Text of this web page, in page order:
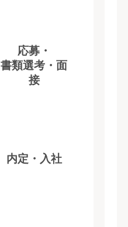
応募・
書類選考・面
接
内定・入社